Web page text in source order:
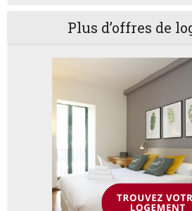
Plus d’offres de